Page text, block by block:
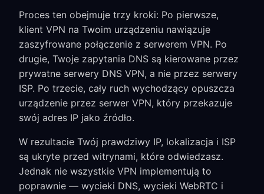
Proces ten obejmuje trzy kroki: Po pierwsze,
klient VPN na Twoim urządzeniu nawiązuje
zaszyfrowane połączenie z serwerem VPN. Po
drugie, Twoje zapytania DNS są kierowane przez
prywatne serwery DNS VPN, a nie przez serwery
ISP. Po trzecie, cały ruch wychodzący opuszcza
urządzenie przez serwer VPN, który przekazuje
swój adres IP jako źródło.
W rezultacie Twój prawdziwy IP, lokalizacja i ISP
są ukryte przed witrynami, które odwiedzasz.
Jednak nie wszystkie VPN implementują to
poprawnie — wycieki DNS, wycieki WebRTC i